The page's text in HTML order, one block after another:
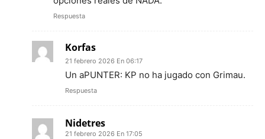
Respuesta
Korfas
21 febrero 2026 En 06:17
Un aPUNTER: KP no ha jugado con Grimau.
Respuesta
Nidetres
21 febrero 2026 En 17:05